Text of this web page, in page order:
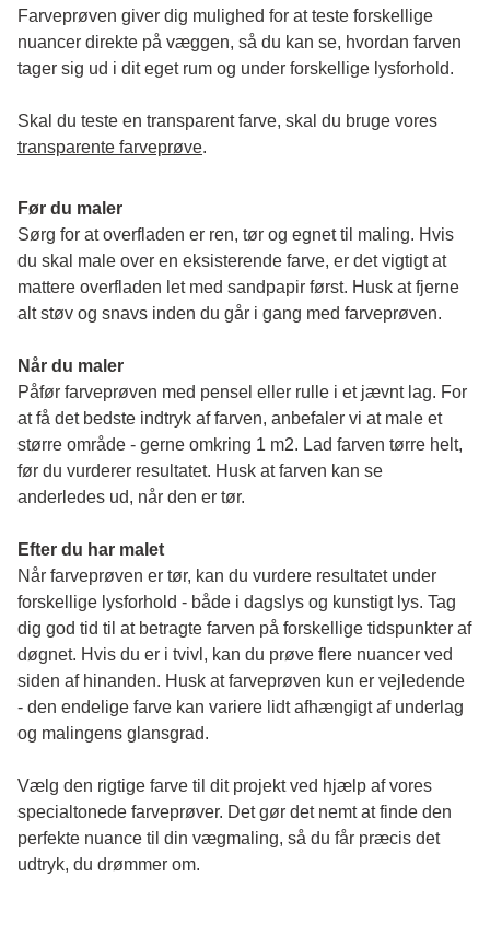
Farveprøven giver dig mulighed for at teste forskellige
nuancer direkte på væggen, så du kan se, hvordan farven
tager sig ud i dit eget rum og under forskellige lysforhold.
transparente farveprøve.
Før du maler
Sørg for at overfladen er ren, tør og egnet til maling. Hvis
du skal male over en eksisterende farve, er det vigtigt at
mattere overfladen let med sandpapir først. Husk at fjerne
alt støv og snavs inden du går i gang med farveprøven.
Når du maler
Påfør farveprøven med pensel eller rulle i et jævnt lag. For
at få det bedste indtryk af farven, anbefaler vi at male et
større område - gerne omkring 1 m2. Lad farven tørre helt,
før du vurderer resultatet. Husk at farven kan se
anderledes ud, når den er tør.
Efter du har malet
Når farveprøven er tør, kan du vurdere resultatet under
forskellige lysforhold - både i dagslys og kunstigt lys. Tag
dig god tid til at betragte farven på forskellige tidspunkter af
døgnet. Hvis du er i tvivl, kan du prøve flere nuancer ved
siden af hinanden. Husk at farveprøven kun er vejledende
- den endelige farve kan variere lidt afhængigt af underlag
og malingens glansgrad.
Vælg den rigtige farve til dit projekt ved hjælp af vores
specialtonede farveprøver. Det gør det nemt at finde den
perfekte nuance til din vægmaling, så du får præcis det
udtryk, du drømmer om.